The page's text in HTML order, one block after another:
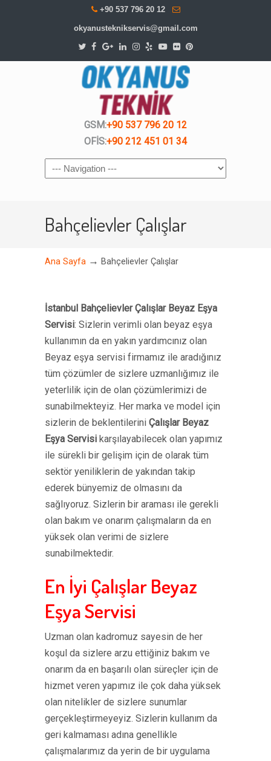
+90 537 796 20 12
okyanusteknikservis@gmail.com
GSM:+90 537 796 20 12
OFİS:+90 212 451 01 34
Navigation
Bahçelievler Çalışlar
Ana Sayfa → Bahçelievler Çalışlar
İstanbul Bahçelievler Çalışlar Beyaz Eşya
Servisi: Sizlerin verimli olan beyaz eşya
kullanımın da en yakın yardımcınız olan
Beyaz eşya servisi firmamız ile aradığınız
tüm çözümler de sizlere uzmanlığımız ile
yeterlilik için de olan çözümlerimizi de
sunabilmekteyiz. Her marka ve model için
sizlerin de beklentilerini Çalışlar Beyaz
Eşya Servisi karşılayabilecek olan yapımız
ile sürekli bir gelişim için de olarak tüm
sektör yeniliklerin de yakından takip
ederek bünyemiz de olmasını da
sağlıyoruz. Sizlerin bir araması ile gerekli
olan bakım ve onarım çalışmaların da en
yüksek olan verimi de sizlere
sunabilmektedir.
En İyi Çalışlar Beyaz
Eşya Servisi
Uzman olan kadromuz sayesin de her
koşul da sizlere arzu ettiğiniz bakım ve
onarım da en başarılı olan süreçler için de
hizmet veren yapımız ile çok daha yüksek
olan nitelikler de sizlere sunumlar
gerçekleştirmeyeyiz. Sizlerin kullanım da
geri kalmaması adına genellikle
çalışmalarımız da yerin de bir uygulama